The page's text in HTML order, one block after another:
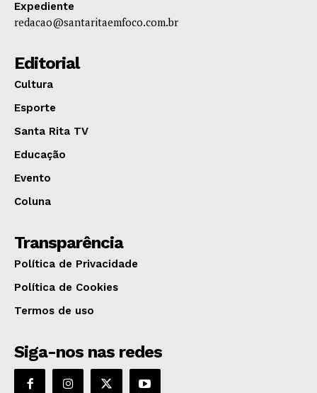
Expediente
redacao@santaritaemfoco.com.br
Editorial
Cultura
Esporte
Santa Rita TV
Educação
Evento
Coluna
Transparência
Política de Privacidade
Política de Cookies
Termos de uso
Siga-nos nas redes